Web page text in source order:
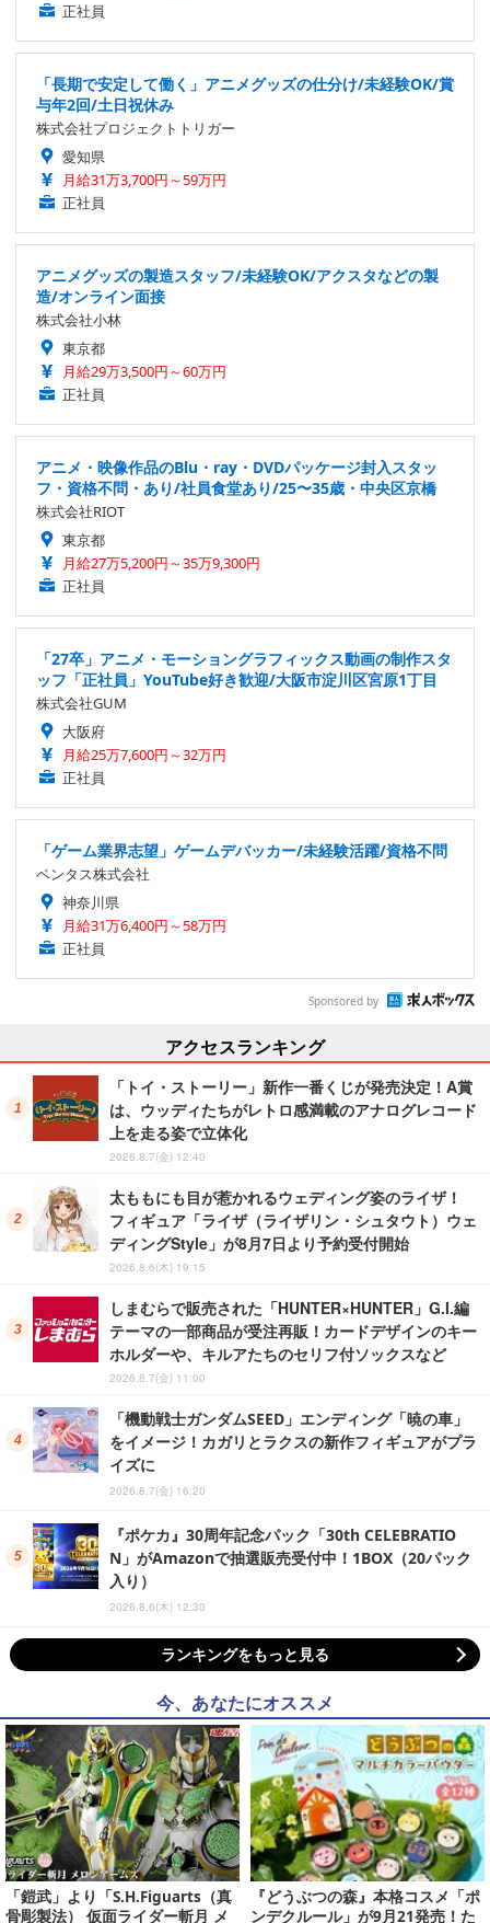
正社員
「長期で安定して働く」アニメグッズの仕分け/未経験OK/賞
与年2回/土日祝休み
株式会社プロジェクトトリガー
愛知県
月給31万3,700円～59万円
正社員
アニメグッズの製造スタッフ/未経験OK/アクスタなどの製
造/オンライン面接
株式会社小林
東京都
月給29万3,500円～60万円
正社員
アニメ・映像作品のBlu・ray・DVDパッケージ封入スタッ
フ・資格不問・あり/社員食堂あり/25〜35歳・中央区京橋
株式会社RIOT
東京都
月給27万5,200円～35万9,300円
正社員
「27卒」アニメ・モーショングラフィックス動画の制作スタ
ッフ「正社員」YouTube好き歓迎/大阪市淀川区宮原1丁目
株式会社GUM
大阪府
月給25万7,600円～32万円
正社員
「ゲーム業界志望」ゲームデバッカー/未経験活躍/資格不問
ベンタス株式会社
神奈川県
月給31万6,400円～58万円
正社員
Sponsored by
アクセスランキング
「トイ・ストーリー」新作一番くじが発売決定！A賞
は、ウッディたちがレトロ感満載のアナログレコード
上を走る姿で立体化
2026.8.7(金) 12:40
太ももにも目が惹かれるウェディング姿のライザ！
フィギュア「ライザ（ライザリン・シュタウト）ウェ
ディングStyle」が8月7日より予約受付開始
2026.8.6(木) 19:15
しまむらで販売された「HUNTER×HUNTER」G.I.編
テーマの一部商品が受注再販！カードデザインのキー
ホルダーや、キルアたちのセリフ付ソックスなど
2026.8.7(金) 11:00
「機動戦士ガンダムSEED」エンディング「暁の車」
をイメージ！カガリとラクスの新作フィギュアがプラ
イズに
2026.8.7(金) 16:20
『ポケカ』30周年記念パック「30th CELEBRATIO
N」がAmazonで抽選販売受付中！1BOX（20パック
入り）
2026.8.6(木) 12:30
ランキングをもっと見る
今、あなたにオススメ
「鎧武」より「S.H.Figuarts（真
骨彫製法） 仮面ライダー斬月 メ
『どうぶつの森』本格コスメ「ポ
ンデクルール」が9月21発売！た